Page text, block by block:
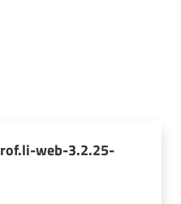
web-3.2.25-